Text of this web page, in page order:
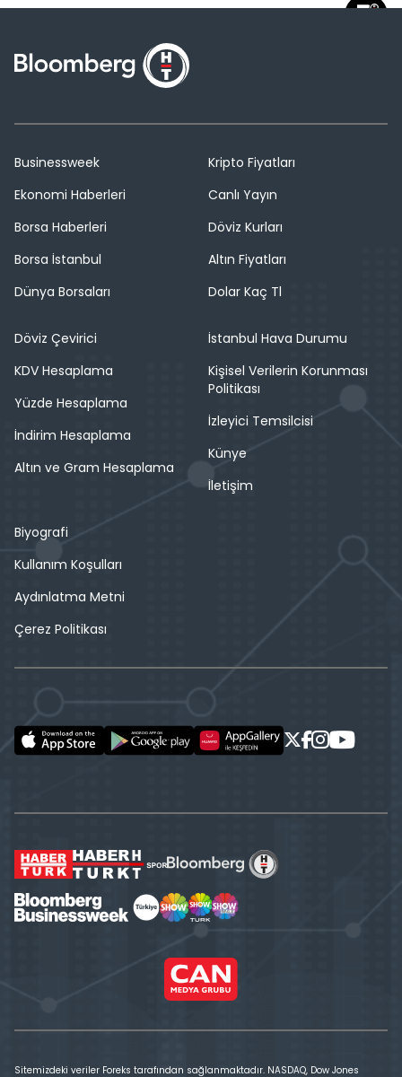
Businessweek
Ekonomi Haberleri
Borsa Haberleri
Borsa İstanbul
Dünya Borsaları
Kripto Fiyatları
Canlı Yayın
Döviz Kurları
Altın Fiyatları
Dolar Kaç Tl
Döviz Çevirici
KDV Hesaplama
Yüzde Hesaplama
İndirim Hesaplama
Altın ve Gram Hesaplama
İstanbul Hava Durumu
Kişisel Verilerin Korunması
Politikası
İzleyici Temsilcisi
Künye
İletişim
Biyografi
Kullanım Koşulları
Aydınlatma Metni
Çerez Politikası
Sitemizdeki veriler Foreks tarafından sağlanmaktadır. NASDAQ, Dow Jones